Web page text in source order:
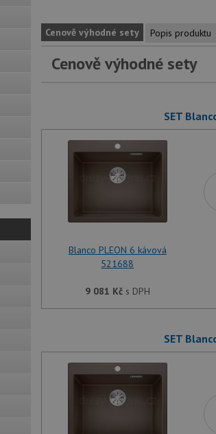
Cenově výhodné sety Popis produktu
Cenově výhodné sety
SET
Blanco PLEON 6 kávová
521688
9 081 Kčs DPH
SET